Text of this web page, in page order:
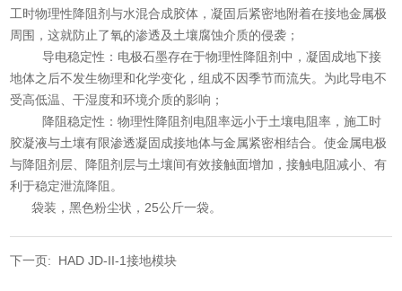
工时物理性降阻剂与水混合成胶体，凝固后紧密地附着在接地金属极
周围，这就防止了氧的渗透及土壤腐蚀介质的侵袭；
导电稳定性：电极石墨存在于物理性降阻剂中，凝固成地下接
地体之后不发生物理和化学变化，组成不因季节而流失。为此导电不
受高低温、干湿度和环境介质的影响；
降阻稳定性：物理性降阻剂电阻率远小于土壤电阻率，施工时
胶凝液与土壤有限渗透凝固成接地体与金属紧密相结合。使金属电极
与降阻剂层、降阻剂层与土壤间有效接触面增加，接触电阻减小、有
利于稳定泄流降阻。
袋装，黑色粉尘状，25公斤一袋。
下一页: HAD JD-II-1接地模块